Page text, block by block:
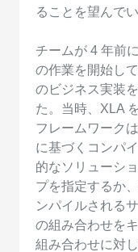
ることを望んでい
チームが 4 年前
の作業を開始し
のビジネス実装
た。当時、XLA
フレームワーク
に基づくコンパ
的なソリューシ
プを指定するか
ンパイルされる
の組み合わせを
組み合わせに対